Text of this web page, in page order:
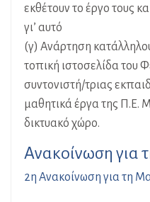
εκθέτουν το έργο τους
γι’ αυτό
(γ) Ανάρτηση
τοπική ιστοσελίδα του
συντονιστή/τριας
μαθητικά έργα της Π.Ε.
δικτυακό χώρο.
Ανακοίνωση για
2η Ανακοίνωση για τη